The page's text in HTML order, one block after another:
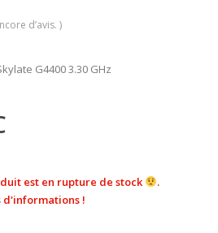
d’avis. )
G4400 3.30 GHz
est en rupture de stock
.
d'informations !